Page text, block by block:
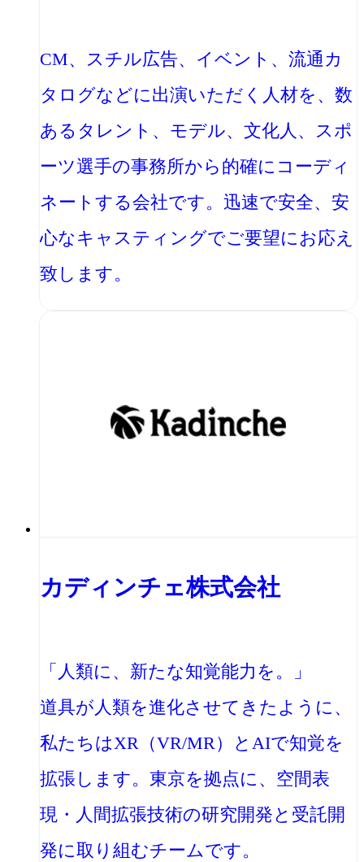
CM、スチル広告、イベント、流通カ
タログなどに出演いただく人材を、数
あるタレント、モデル、文化人、スポ
ーツ選手の事務所から的確にコーディ
ネートする会社です。迅速で安全、安
心なキャスティングでご要望にお応え
致します。
カディンチェ株式会社
「人類に、新たな知覚能力を。」
道具が人類を進化させてきたように、
私たちはXR（VR/MR）とAIで知覚を
拡張します。東京を拠点に、空間表
現・人間拡張技術の研究開発と受託開
発に取り組むチームです。